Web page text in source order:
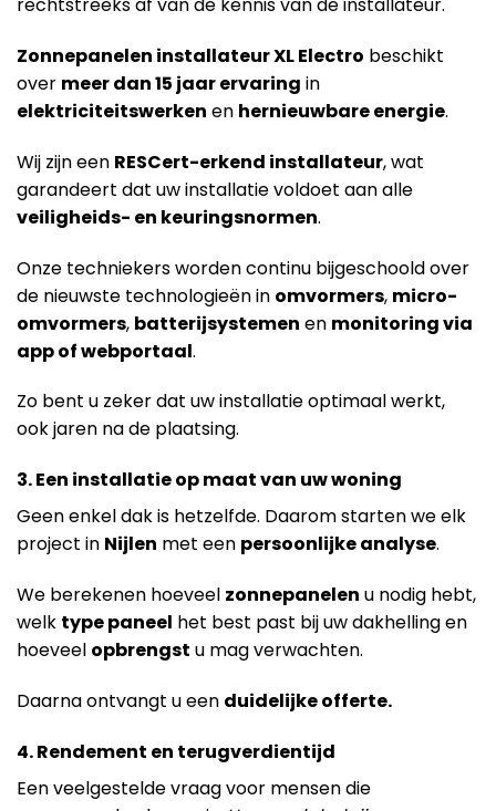
rechtstreeks af van de kennis van de installateur.
Zonnepanelen installateur XL Electro beschikt
over meer dan 15 jaar ervaring in
elektriciteitswerken en hernieuwbare energie.
Wij zijn een RESCert-erkend installateur, wat
garandeert dat uw installatie voldoet aan alle
veiligheids- en keuringsnormen.
Onze techniekers worden continu bijgeschoold over
de nieuwste technologieën in omvormers, micro-
omvormers, batterijsystemen en monitoring via
app of webportaal.
Zo bent u zeker dat uw installatie optimaal werkt,
ook jaren na de plaatsing.
3. Een installatie op maat van uw woning
Geen enkel dak is hetzelfde. Daarom starten we elk
project in Nijlen met een persoonlijke analyse.
We berekenen hoeveel zonnepanelen u nodig hebt,
welk type paneel het best past bij uw dakhelling en
hoeveel opbrengst u mag verwachten.
Daarna ontvangt u een duidelijke offerte.
4. Rendement en terugverdientijd
Een veelgestelde vraag voor mensen die